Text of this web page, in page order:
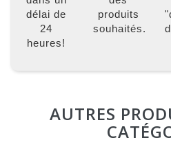
délai de
24
heures!
produits
souhaités.
AUTRES